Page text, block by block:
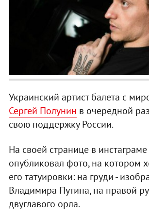
Украинский артист балета с
Сергей Полунин в очередной
свою поддержку России.
На своей странице в
опубликовал фото, на котором
его татуировки: на груди -
Владимира Путина, на правой
двуглавого орла.